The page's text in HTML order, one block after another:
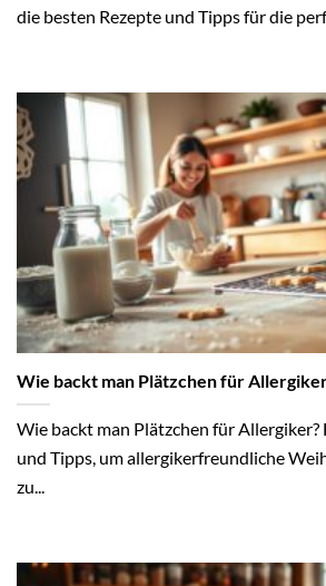
die besten Rezepte und Tipps für die
Wie backt man Plätzchen für
Wie backt man Plätzchen für Allergiker?
und Tipps, um allergikerfreundliche
zu...